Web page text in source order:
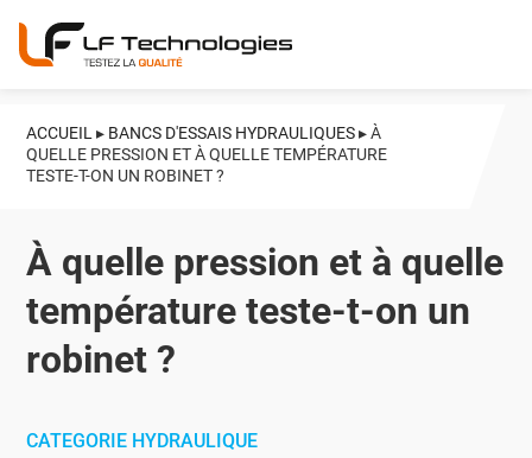
ACCUEIL ▸ BANCS D'ESSAIS HYDRAULIQUES▸À
QUELLE PRESSION ET À QUELLE TEMPÉRATURE
TESTE-T-ON UN ROBINET ?
À quelle pression et à quelle
température teste-t-on un
robinet ?
CATEGORIE HYDRAULIQUE